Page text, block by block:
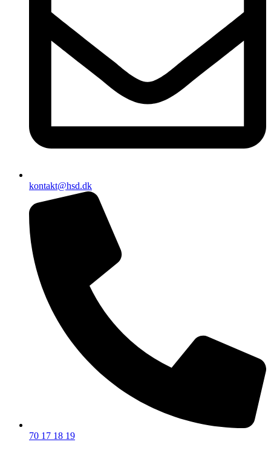
kontakt@hsd.dk
70 17 18 19